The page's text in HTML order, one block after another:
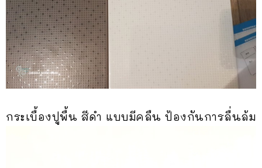
กระเบื้องปูพื้น สีดำ แบบมีคลืน ป้องกันการลื่นล้ม